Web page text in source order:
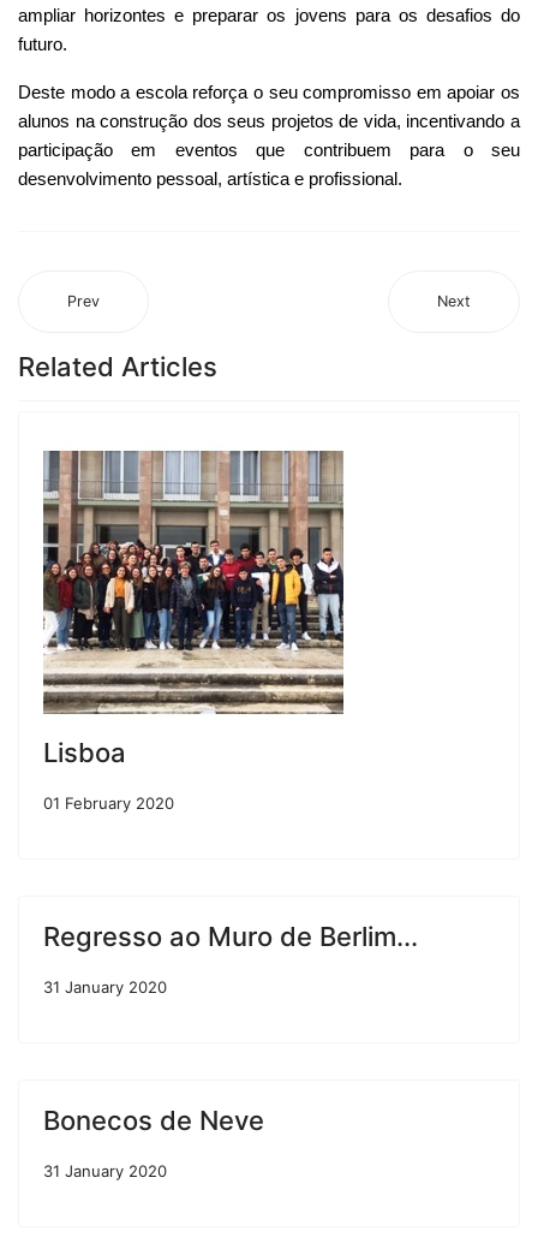
ampliar horizontes e preparar os jovens para os desafios do
futuro.
Deste modo a escola reforça o seu compromisso em apoiar os
alunos na construção dos seus projetos de vida, incentivando a
participação em eventos que contribuem para o seu
desenvolvimento pessoal, artística e profissional.
Prev Next
Related Articles
Lisboa
01 February 2020
Regresso ao Muro de Berlim...
31 January 2020
Bonecos de Neve
31 January 2020